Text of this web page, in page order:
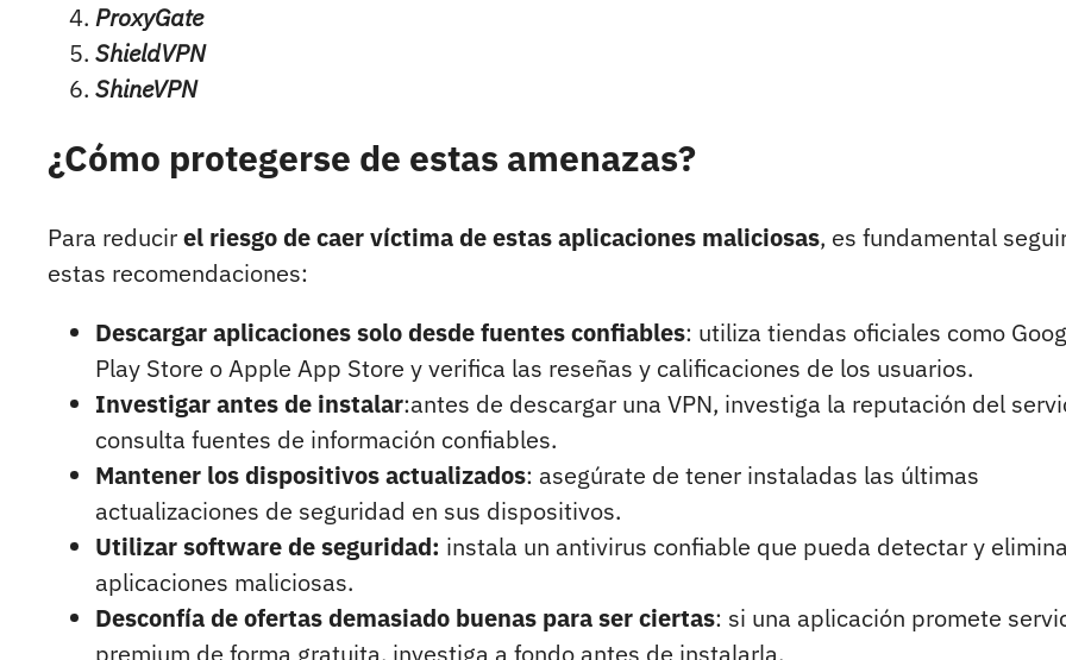
ProxyGate
ShieldVPN
ShineVPN
¿Cómo protegerse de estas amenazas?
Para reducirel riesgo de caer víctima de estas aplicaciones maliciosas, es fundamental
estas recomendaciones:
Descargar aplicaciones solo desde fuentes confiables: utiliza tiendas oficiales como
Play Store o Apple App Store y verifica las reseñas y calificaciones de los usuarios.
Investigar antes de instalar:antes de descargar una VPN, investiga la reputación del
consulta fuentes de información confiables.
Mantener los dispositivos actualizados: asegúrate de tener instaladas las últimas
actualizaciones de seguridad en sus dispositivos.
Utilizar software de seguridad: instala un antivirus confiable que pueda detectar y
aplicaciones maliciosas.
Desconfía de ofertas demasiado buenas para ser ciertas: si una aplicación promete